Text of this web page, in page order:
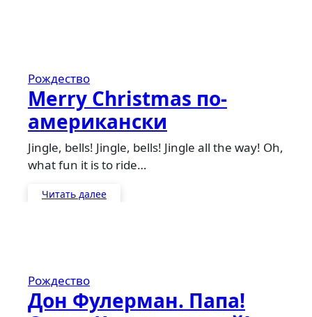
Рождество
Merry Christmas по-
американски
Jingle, bells! Jingle, bells! Jingle all the way! Oh,
what fun it is to ride…
Читать далее
Рождество
Дон Фулерман. Папа!